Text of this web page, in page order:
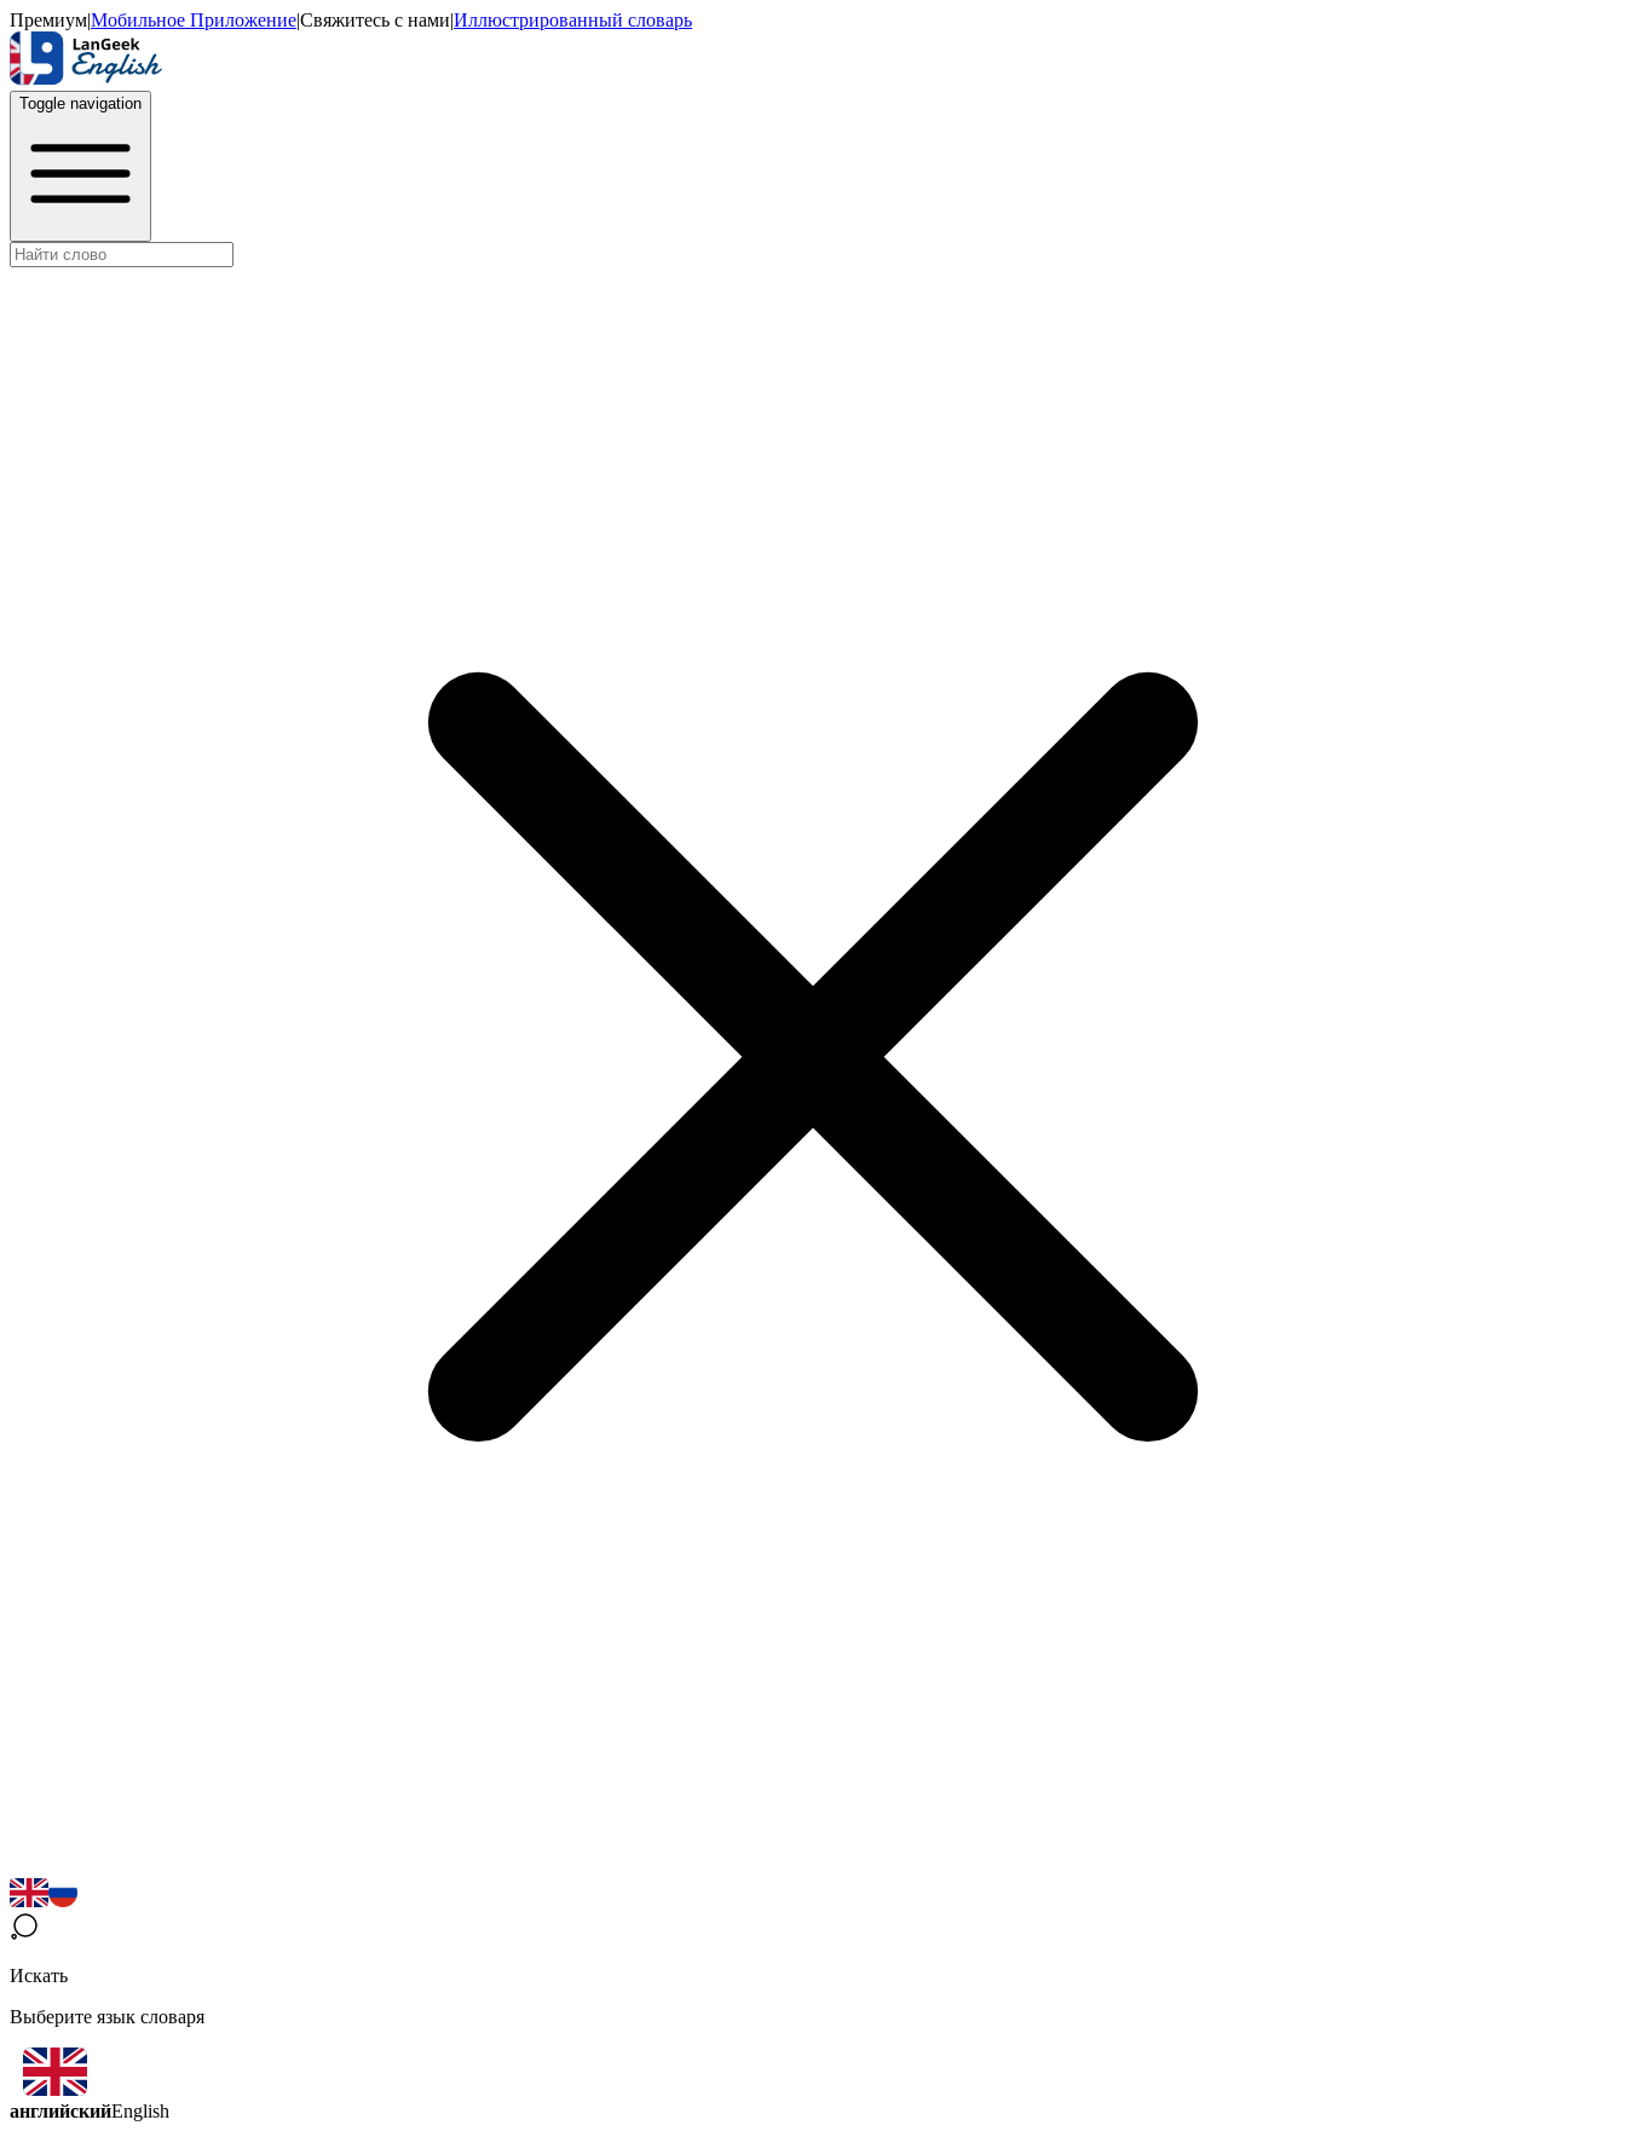
Премиум|Мобильное Приложение|Свяжитесь с нами|Иллюстрированный словарь
Toggle navigation
Искать
Выберите язык словаря
английскийEnglish